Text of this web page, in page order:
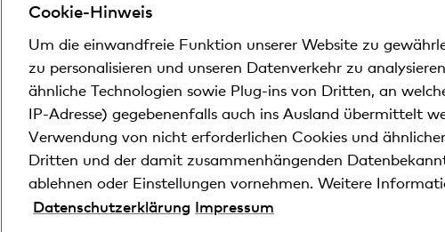
Sozial und
umweltfreundlich
© Bank Cler AGRechtliche Bedingungen und Hinweise
Die Bank Cler ist eine Tochtergesellschaft der Basler
Cookie-Hinweis
Um die einwandfreie Funktion unserer Website zu
zu personalisieren und unseren Datenverkehr zu
ähnliche Technologien sowie Plug-ins von Dritten, an
IP-Adresse) gegebenenfalls auch ins Ausland übermittelt
Verwendung von nicht erforderlichen Cookies und
Dritten und der damit zusammenhängenden
ablehnen oder Einstellungen vornehmen. Weitere
Datenschutzerklärung Impressum